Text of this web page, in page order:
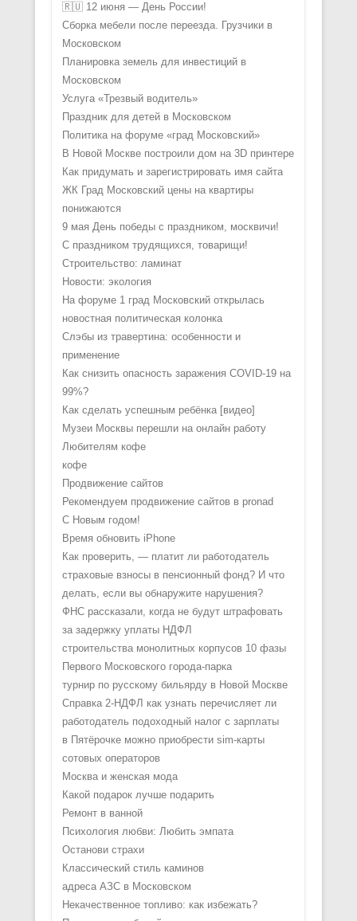
🇷🇺 12 июня — День России!
Сборка мебели после переезда. Грузчики в
Московском
Планировка земель для инвестиций в
Московском
Услуга «Трезвый водитель»
Праздник для детей в Московском
Политика на форуме «град Московский»
В Новой Москве построили дом на 3D принтере
Как придумать и зарегистрировать имя сайта
ЖК Град Московский цены на квартиры
понижаются
9 мая День победы с праздником, москвичи!
С праздником трудящихся, товарищи!
Строительство: ламинат
Новости: экология
На форуме 1 град Московский открылась
новостная политическая колонка
Слэбы из травертина: особенности и
применение
Как снизить опасность заражения COVID-19 на
99%?
Как сделать успешным ребёнка [видео]
Музеи Москвы перешли на онлайн работу
Любителям кофе
кофе
Продвижение сайтов
Рекомендуем продвижение сайтов в pronad
С Новым годом!
Время обновить iPhone
Как проверить, — платит ли работодатель
страховые взносы в пенсионный фонд? И что
делать, если вы обнаружите нарушения?
ФНС рассказали, когда не будут штрафовать
за задержку уплаты НДФЛ
строительства монолитных корпусов 10 фазы
Первого Московского города-парка
турнир по русскому бильярду в Новой Москве
Справка 2-НДФЛ как узнать перечисляет ли
работодатель подоходный налог с зарплаты
в Пятёрочке можно приобрести sim-карты
сотовых операторов
Москва и женская мода
Какой подарок лучше подарить
Ремонт в ванной
Психология любви: Любить эмпата
Останови страхи
Классический стиль каминов
адреса АЗС в Московском
Некачественное топливо: как избежать?